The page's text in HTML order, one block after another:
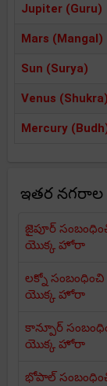
Jupiter (Guru)
Mars (Mangal)
Sun (Surya)
Venus (Shukra)
Mercury
ఇతర నగరాల
జైపూర్
యొక్క హోరా
లక్నో
యొక్క హోరా
కాన్పూర్
యొక్క హోరా
భోపాల్